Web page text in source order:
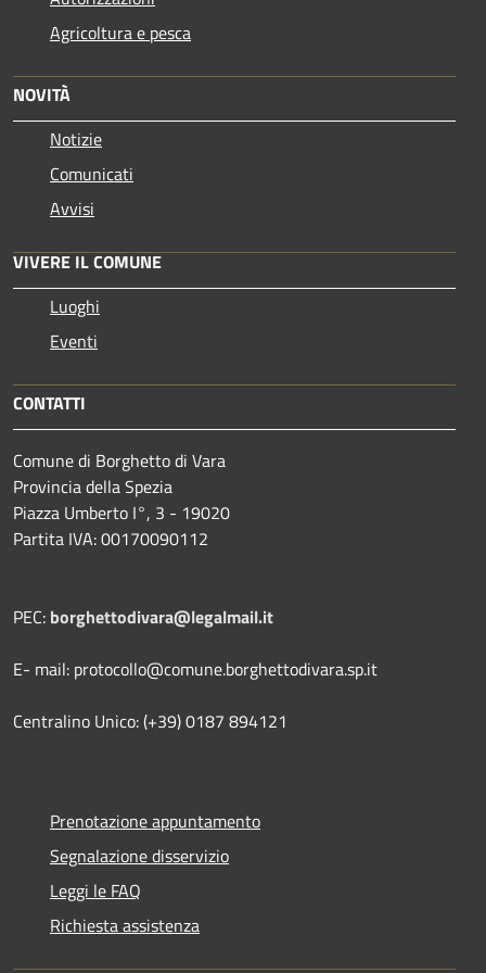
Agricoltura e pesca
NOVITÀ
Notizie
Comunicati
Avvisi
VIVERE IL COMUNE
Luoghi
Eventi
CONTATTI
Comune di Borghetto di Vara
Provincia della Spezia
Piazza Umberto I°, 3 - 19020
Partita IVA: 00170090112
PEC: borghettodivara@legalmail.it
E- mail: protocollo@comune.borghettodivara.sp.it
Centralino Unico: (+39) 0187 894121
Prenotazione appuntamento
Segnalazione disservizio
Leggi le FAQ
Richiesta assistenza